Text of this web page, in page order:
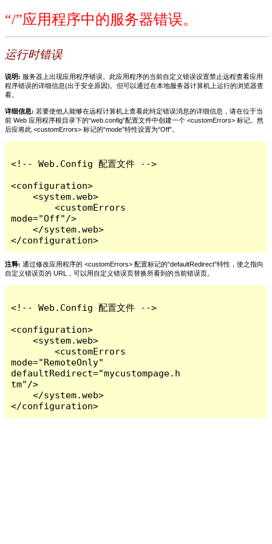
“/”应用程序中的服务器错误。
运行时错误
说明: 服务器上出现应用程序错误。此应用程序的当前自定义错误设置禁止远程查看应用
程序错误的详细信息(出于安全原因)。但可以通过在本地服务器计算机上运行的浏览器查
看。
详细信息: 若要使他人能够在远程计算机上查看此特定错误消息的详细信息，请在位于当
前 Web 应用程序根目录下的“web.config”配置文件中创建一个 <customErrors> 标记。然
后应将此 <customErrors> 标记的“mode”特性设置为“Off”。
<!-- Web.Config 配置文件 -->
<configuration>
    <system.web>
        <customErrors
mode="Off"/>
    </system.web>
</configuration>
注释: 通过修改应用程序的 <customErrors> 配置标记的“defaultRedirect”特性，使之指向
自定义错误页的 URL，可以用自定义错误页替换所看到的当前错误页。
<!-- Web.Config 配置文件 -->
<configuration>
    <system.web>
        <customErrors
mode="RemoteOnly"
defaultRedirect="mycustompage.h
tm"/>
    </system.web>
</configuration>